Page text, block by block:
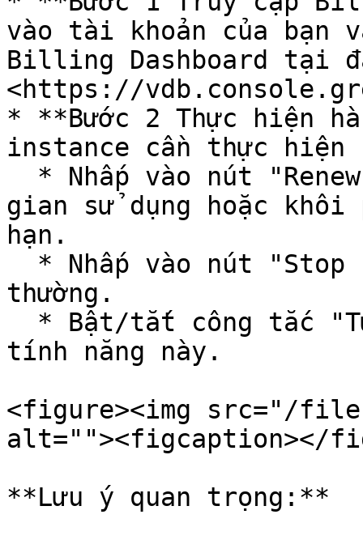
vào tài khoản của bạn
Billing Dashboard tại
<https://
* **Bước 2 Thực hiện
instance cần thực hiện
gian sử dụng hoặc
hạn.
thường.
tính năng này.
<figure><img src="/
alt=""><figcaption></
**Lưu ý quan trọng:**